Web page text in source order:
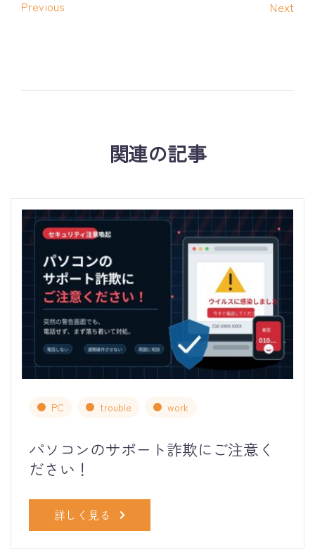
Previous Next
関連の記事
PC trouble work
パソコンのサポート詐欺にご注意く
ださい！
詳しく見る